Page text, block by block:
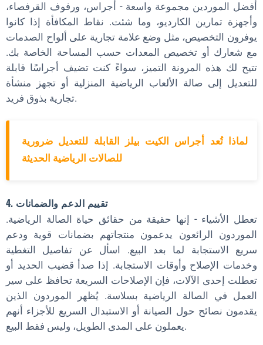
أفضل الموردين مجموعة واسعة - أجراس، ورفوف القرفصاء،
وأجهزة تمارين الكارديو، وما شئت. نقاط المكافأة إذا كانوا
يوفرون التخصيص، مثل وضع علامة تجارية على ألواح الصدمات
مع شعارك أو تخصيص المعدات حسب المساحة الخاصة بك.
تتيح لك هذه المرونة التميز، سواءً كنت تضيف أجراسًا قابلة
للتعديل إلى صالة الألعاب الرياضية المنزلية أو تجهز منشأة
تجارية بذوق فريد.
لماذا تُعد أجراس الكيت بيلز القابلة للتعديل ضرورية
للصالات الرياضية الحديثة
4. تقييم الدعم والضمانات
تعطل الأشياء - إنها حقيقة من حقائق حياة الصالة الرياضية.
الموردون الرائعون يدعمون منتجاتهم بضمانات قوية ودعم
سريع الاستجابة لما بعد البيع. اسأل عن تفاصيل التغطية
وخدمات الإصلاح وأوقات الاستجابة. إذا صدأ قضيب الحديد أو
تعطلت إحدى الآلات، فإن الإصلاحات السريعة تحافظ على سير
العمل في الصالة الرياضية بسلاسة. يُظهر الموردون الذين
يقدمون نصائح حول الصيانة أو الاستبدال السريع للأجزاء أنهم
يعملون على المدى الطويل، وليس فقط البيع.